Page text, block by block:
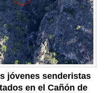
jóvenes senderistas
en el Cañón de